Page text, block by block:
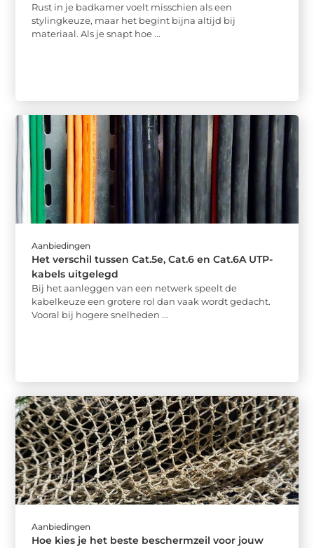
Rust in je badkamer voelt misschien als een
stylingkeuze, maar het begint bijna altijd bij
materiaal. Als je snapt hoe ...
Aanbiedingen
Het verschil tussen Cat.5e, Cat.6 en Cat.6A UTP-
kabels uitgelegd
Bij het aanleggen van een netwerk speelt de
kabelkeuze een grotere rol dan vaak wordt gedacht.
Vooral bij hogere snelheden ...
Aanbiedingen
Hoe kies je het beste beschermzeil voor jouw